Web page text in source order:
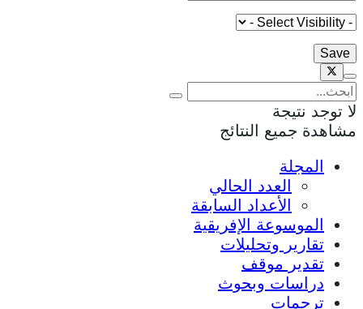
لا توجد نتيجة
مشاهدة جميع النتائج
المجلة
العدد الحالي
الأعداد السابقة
الموسوعة الإفريقية
تقارير وتحليلات
تقدير موقف
دراسات وبحوث
ترجمات